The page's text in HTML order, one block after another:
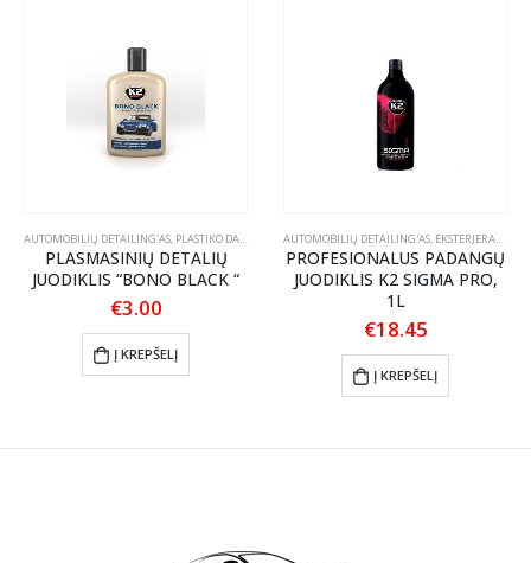
VALIKLIAI
AUTOMOBILIŲ DETAILING'AS, PLASTIKO DALIŲ JUODINTOJAI/ATNAUJINTOJAI
PLASMASINIŲ DETALIŲ
JUODIKLIS “BONO BLACK “
€3.00
Į KREPŠELĮ
AUTOMOBILIŲ DETAILING'AS, EKSTERJERAS ,
PROFESIONALUS PADANGŲ
JUODIKLIS K2 SIGMA PRO,
1L
€18.45
Į KREPŠELĮ